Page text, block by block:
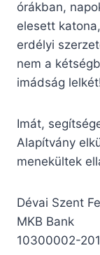
órákban,
elesett
erdélyi
nem a
imádság
Imát,
Alapítvány
menekültek
Dévai Szent
MKB Bank
10300002-